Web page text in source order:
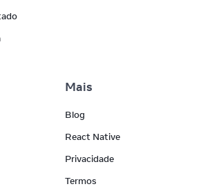
Mais
Blog
React Native
Privacidade
Termos